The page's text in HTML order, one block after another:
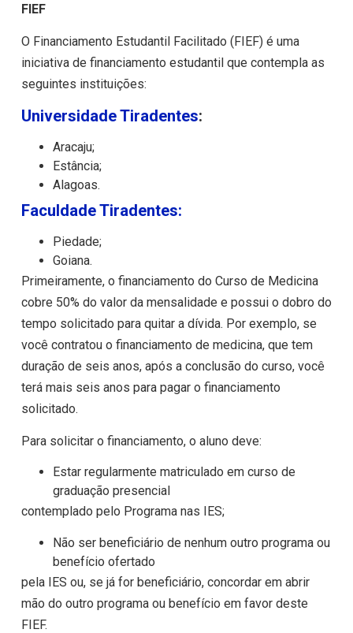
FIEF
O Financiamento Estudantil Facilitado (FIEF) é uma
iniciativa de financiamento estudantil que contempla as
seguintes instituições:
Universidade Tiradentes:
Aracaju;
Estância;
Alagoas.
Faculdade Tiradentes:
Piedade;
Goiana.
Primeiramente, o financiamento do Curso de Medicina
cobre 50% do valor da mensalidade e possui o dobro do
tempo solicitado para quitar a dívida. Por exemplo, se
você contratou o financiamento de medicina, que tem
duração de seis anos, após a conclusão do curso, você
terá mais seis anos para pagar o financiamento
solicitado.
Para solicitar o financiamento, o aluno deve:
Estar regularmente matriculado em curso de
graduação presencial
contemplado pelo Programa nas IES;
Não ser beneficiário de nenhum outro programa ou
benefício ofertado
pela IES ou, se já for beneficiário, concordar em abrir
mão do outro programa ou benefício em favor deste
FIEF.